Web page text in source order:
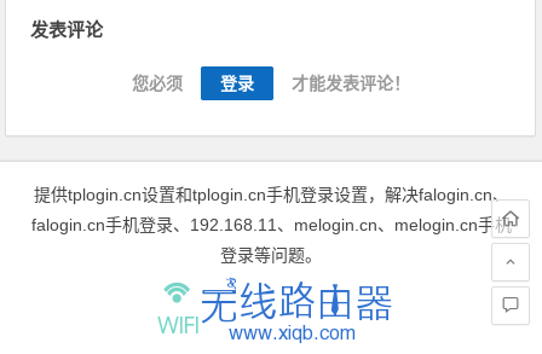
发表评论
您必须 登录 才能发表评论！
提供tplogin.cn设置和tplogin.cn手机登录设置，解决falogin.cn、
falogin.cn手机登录、192.168.11、melogin.cn、melogin.cn手机
登录等问题。